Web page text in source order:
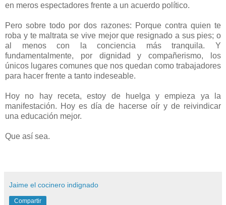
en meros espectadores frente a un acuerdo político.
Pero sobre todo por dos razones: Porque contra quien te
roba y te maltrata se vive mejor que resignado a sus pies; o
al menos con la conciencia más tranquila. Y
fundamentalmente, por dignidad y compañerismo, los
únicos lugares comunes que nos quedan como trabajadores
para hacer frente a tanto indeseable.
Hoy no hay receta, estoy de huelga y empieza ya la
manifestación. Hoy es día de hacerse oír y de reivindicar
una educación mejor.
Que así sea.
Jaime el cocinero indignado
Compartir